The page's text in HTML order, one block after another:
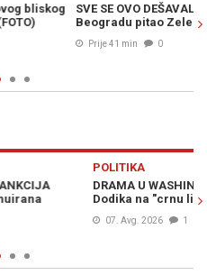
Njemački novinar u
da ubijemo što više Rusa?"
traže vraćanje Milorada
sve...